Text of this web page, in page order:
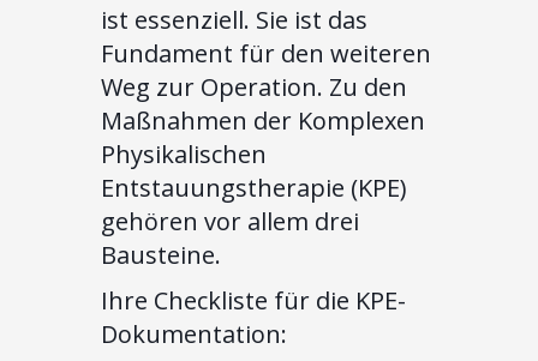
ist essenziell. Sie ist das
Fundament für den weiteren
Weg zur Operation. Zu den
Maßnahmen der Komplexen
Physikalischen
Entstauungstherapie (KPE)
gehören vor allem drei
Bausteine.
Ihre Checkliste für die KPE-
Dokumentation: